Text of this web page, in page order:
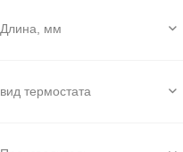
Длина, мм
вид термостата